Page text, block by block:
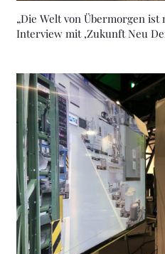
„Die Welt von Übermorgen
Interview mit ‚Zukunft Neu